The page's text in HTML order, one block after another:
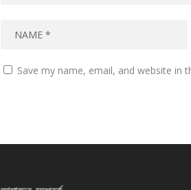
Save my name, email, and website